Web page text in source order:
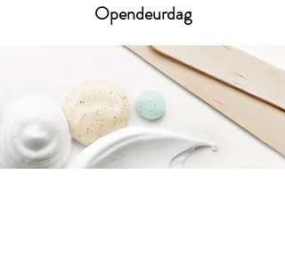
Opendeurdag